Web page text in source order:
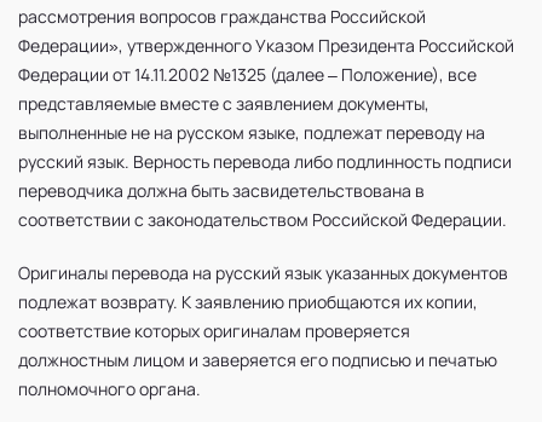
рассмотрения вопросов гражданства Российской
Федерации», утвержденного Указом Президента Российской
Федерации от 14.11.2002 №1325 (далее – Положение), все
представляемые вместе с заявлением документы,
выполненные не на русском языке, подлежат переводу на
русский язык. Верность перевода либо подлинность подписи
переводчика должна быть засвидетельствована в
соответствии с законодательством Российской Федерации.
Оригиналы перевода на русский язык указанных документов
подлежат возврату. К заявлению приобщаются их копии,
соответствие которых оригиналам проверяется
должностным лицом и заверяется его подписью и печатью
полномочного органа.